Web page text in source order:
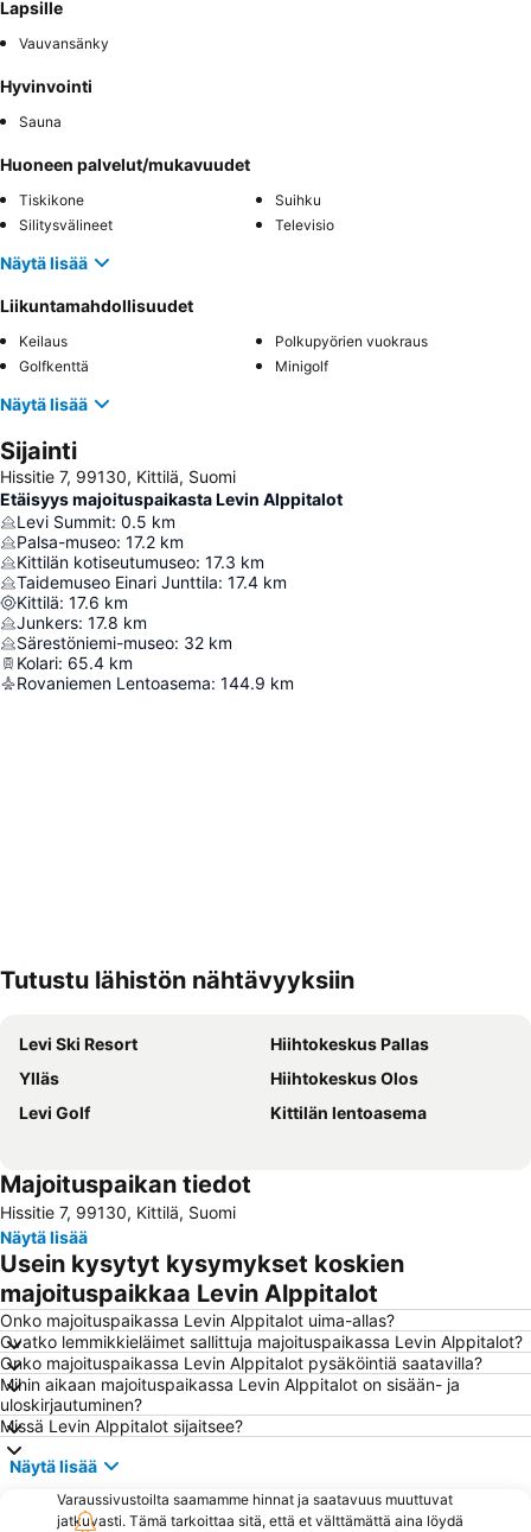
Lapsille
Vauvansänky
Hyvinvointi
Sauna
Huoneen palvelut/mukavuudet
Tiskikone
Suihku
Silitysvälineet
Televisio
Näytä lisää
Liikuntamahdollisuudet
Keilaus
Polkupyörien vuokraus
Golfkenttä
Minigolf
Näytä lisää
Sijainti
Hissitie 7, 99130, Kittilä, Suomi
Etäisyys majoituspaikasta Levin Alppitalot
Levi Summit: 0.5 km
Palsa-museo: 17.2 km
Kittilän kotiseutumuseo: 17.3 km
Taidemuseo Einari Junttila: 17.4 km
Kittilä: 17.6 km
Junkers: 17.8 km
Särestöniemi-museo: 32 km
Kolari: 65.4 km
Rovaniemen Lentoasema: 144.9 km
Tutustu lähistön nähtävyyksiin
Levi Ski Resort
Hiihtokeskus Pallas
Ylläs
Hiihtokeskus Olos
Levi Golf
Kittilän lentoasema
Majoituspaikan tiedot
Hissitie 7, 99130, Kittilä, Suomi
Näytä lisää
Usein kysytyt kysymykset koskien
majoituspaikkaa Levin Alppitalot
Onko majoituspaikassa Levin Alppitalot uima-allas?
Ovatko lemmikkieläimet sallittuja majoituspaikassa Levin Alppitalot?
Onko majoituspaikassa Levin Alppitalot pysäköintiä saatavilla?
Mihin aikaan majoituspaikassa Levin Alppitalot on sisään- ja
uloskirjautuminen?
Missä Levin Alppitalot sijaitsee?
Näytä lisää
Varaussivustoilta saamamme hinnat ja saatavuus muuttuvat
jatkuvasti. Tämä tarkoittaa sitä, että et välttämättä aina löydä